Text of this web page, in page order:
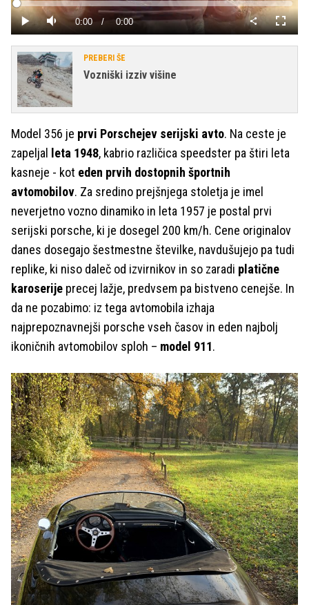
Predvajaj
Tiho Current
Time
0:00 / Duration
0:00
Loaded:
0%
način
PREBERI ŠE
Vozniški izziv višine
Model 356 je prvi Porschejev serijski avto. Na ceste je
zapeljal
leta 1948, kabrio različica speedster pa štiri leta
kasneje - kot eden prvih dostopnih športnih
avtomobilov. Za sredino prejšnjega stoletja je imel
neverjetno vozno dinamiko in leta 1957 je postal prvi
serijski porsche, ki je dosegel 200 km/h. Cene originalov
danes dosegajo šestmestne številke, navdušujejo pa tudi
replike, ki niso daleč od izvirnikov in so zaradi platične
karoserije precej lažje, predvsem pa bistveno cenejše. In
da ne pozabimo: iz tega avtomobila izhaja
najprepoznavnejši porsche vseh časov in eden najbolj
ikoničnih avtomobilov sploh – model 911.